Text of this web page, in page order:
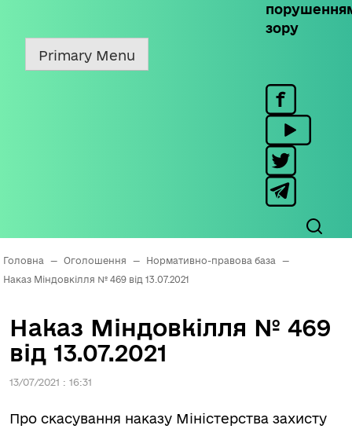
зору
Primary Menu
Головна — Оголошення — Нормативно-правова база
—
Наказ Міндовкілля № 469 від 13.07.2021
Наказ Міндовкілля № 469
від 13.07.2021
13/07/2021 : 16:31
Про скасування наказу Міністерства захисту